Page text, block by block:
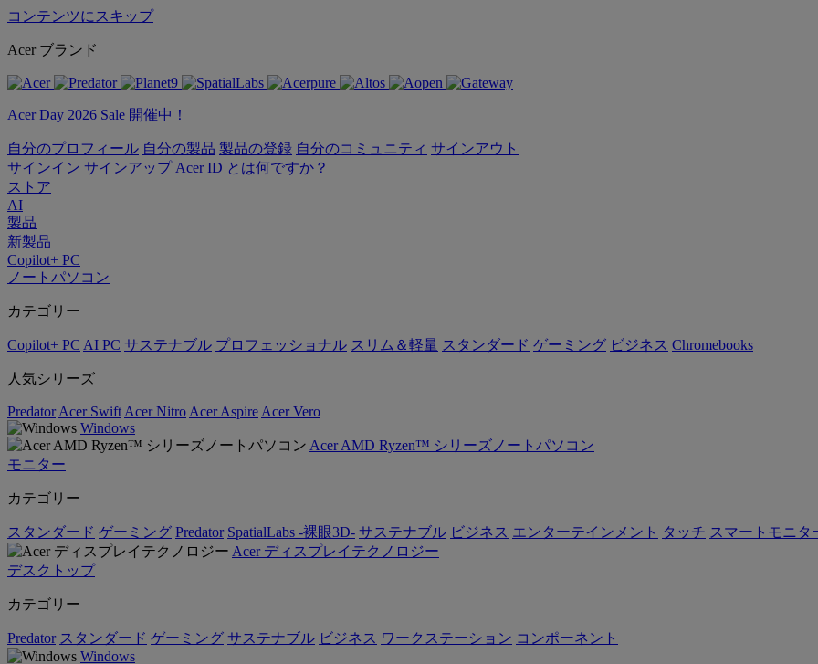
コンテンツにスキップ
Acer ブランド
Acer Day 2026 Sale 開催中！
自分のプロフィール 自分の製品 製品の登録 自分のコミュニティ サインアウト
サインイン サインアップ Acer ID とは何ですか？
ストア
AI
製品
新製品
Copilot+ PC
ノートパソコン
カテゴリー
Copilot+ PC AI PC サステナブル プロフェッショナル スリム＆軽量 スタンダード ゲーミング ビジネス Chromebooks
人気シリーズ
Predator Acer Swift Acer Nitro Acer Aspire Acer Vero
Windows
Acer AMD Ryzen™ シリーズノートパソコン
モニター
カテゴリー
スタンダード ゲーミング Predator SpatialLabs -裸眼3D- サステナブル ビジネス エンターテインメント タッチ スマートモニタ
Acer ディスプレイテクノロジー
デスクトップ
カテゴリー
Predator スタンダード ゲーミング サステナブル ビジネス ワークステーション コンポーネント
Windows